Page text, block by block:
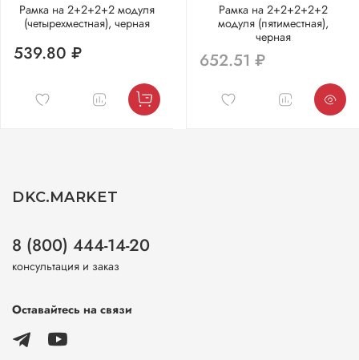
Рамка на 2+2+2+2 модуля
(четырехместная), черная
539.80 ₽
Рамка на 2+2+2+2+2
модуля (пятиместная),
черная
652.51 ₽
DKC.MARKET
8 (800) 444-14-20
консультация и заказ
Оставайтесь на связи